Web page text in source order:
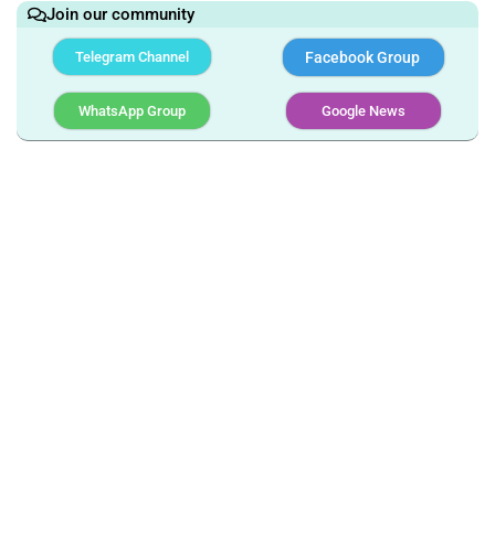
Join our community
Telegram Channel Facebook Group
WhatsApp Group Google News